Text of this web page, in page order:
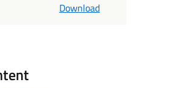
Download